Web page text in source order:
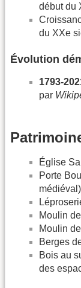
début du
du XXe
Évolution
1793-
par
Église
Porte
médiéval)
Moulin
Moulin
Berges
Bois au
des